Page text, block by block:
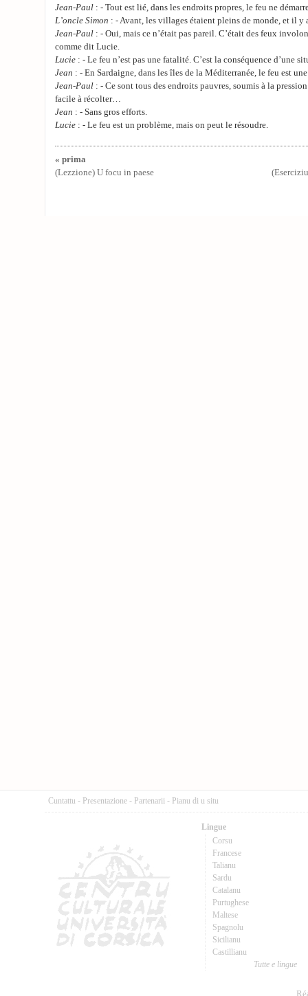
Jean-Paul : - Tout est lié, dans les endroits propres, le feu ne
L’oncle Simon : - Avant, les villages étaient pleins de monde, et il
Jean-Paul : - Oui, mais ce n’était pas pareil. C’était des feux
comme dit Lucie.
Lucie : - Le feu n’est pas une fatalité. C’est la conséquence d’une
Jean : - En Sardaigne, dans les îles de la Méditerranée, le feu est
Jean-Paul : - Ce sont tous des endroits pauvres, soumis à la
facile à récolter…
Jean : - Sans gros efforts.
Lucie : - Le feu est un problème, mais on peut le résoudre.
« prima
(Lezzione) U focu in paese
Cuntattu - Presentazione - Partenarii - Pianu di u situ
Lingue
Corsu
Francese
Talianu
Sardu
Catalanu
Purtughese
Maltese
Spagnolu
Sicilianu
Castillianu
Tutte e lingue